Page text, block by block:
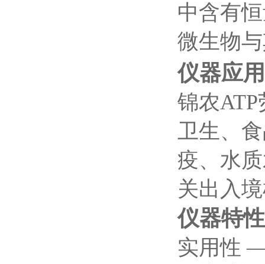
中含有
微生物
仪器应
锦农
卫生、
疫、水
关出入
仪器特
实用性